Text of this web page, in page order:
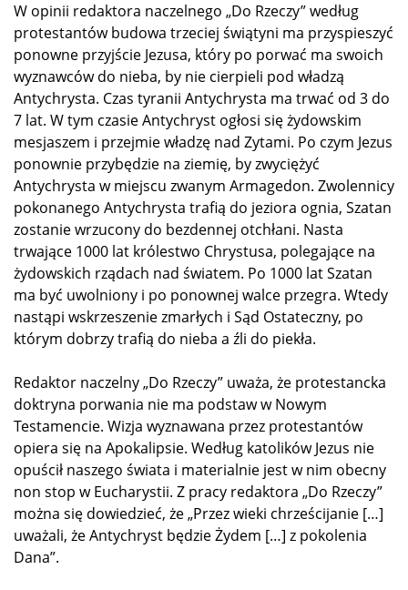
W opinii redaktora naczelnego „Do Rzeczy” według
protestantów budowa trzeciej świątyni ma przyspieszyć
ponowne przyjście Jezusa, który po porwać ma swoich
wyznawców do nieba, by nie cierpieli pod władzą
Antychrysta. Czas tyranii Antychrysta ma trwać od 3 do
7 lat. W tym czasie Antychryst ogłosi się żydowskim
mesjaszem i przejmie władzę nad Zytami. Po czym Jezus
ponownie przybędzie na ziemię, by zwyciężyć
Antychrysta w miejscu zwanym Armagedon. Zwolennicy
pokonanego Antychrysta trafią do jeziora ognia, Szatan
zostanie wrzucony do bezdennej otchłani. Nasta
trwające 1000 lat królestwo Chrystusa, polegające na
żydowskich rządach nad światem. Po 1000 lat Szatan
ma być uwolniony i po ponownej walce przegra. Wtedy
nastąpi wskrzeszenie zmarłych i Sąd Ostateczny, po
którym dobrzy trafią do nieba a źli do piekła.
Redaktor naczelny „Do Rzeczy” uważa, że protestancka
doktryna porwania nie ma podstaw w Nowym
Testamencie. Wizja wyznawana przez protestantów
opiera się na Apokalipsie. Według katolików Jezus nie
opuścił naszego świata i materialnie jest w nim obecny
non stop w Eucharystii. Z pracy redaktora „Do Rzeczy”
można się dowiedzieć, że „Przez wieki chrześcijanie […]
uważali, że Antychryst będzie Żydem […] z pokolenia
Dana”.